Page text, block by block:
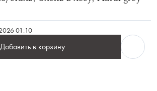
01:10
Добавить в корзину